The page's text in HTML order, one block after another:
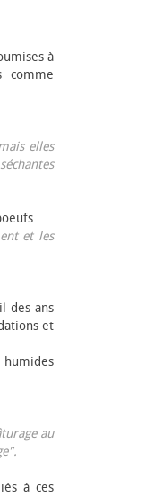
à
comme
elles
et les
des ans
et
humides
au
à ces